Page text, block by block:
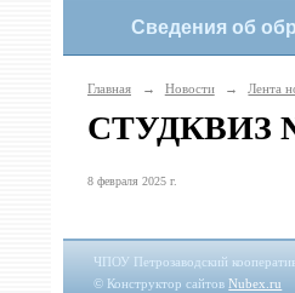
Сведения об
Главная → Новости → Лента
СТУДКВИЗ
8 февраля 2025 г.
ЧПОУ Петрозаводский
© Конструктор сайтовNubex.ru